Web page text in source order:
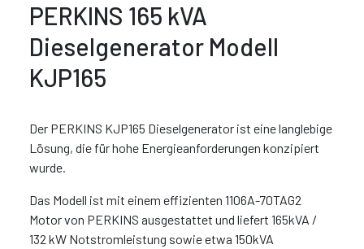
PERKINS 165 kVA
Dieselgenerator Modell
KJP165
Der PERKINS KJP165 Dieselgenerator ist eine langlebige
Lösung, die für hohe Energieanforderungen konzipiert
wurde.
Das Modell ist mit einem effizienten 1106A-70TAG2
Motor von PERKINS ausgestattet und liefert 165kVA /
132 kW Notstromleistung sowie etwa 150kVA